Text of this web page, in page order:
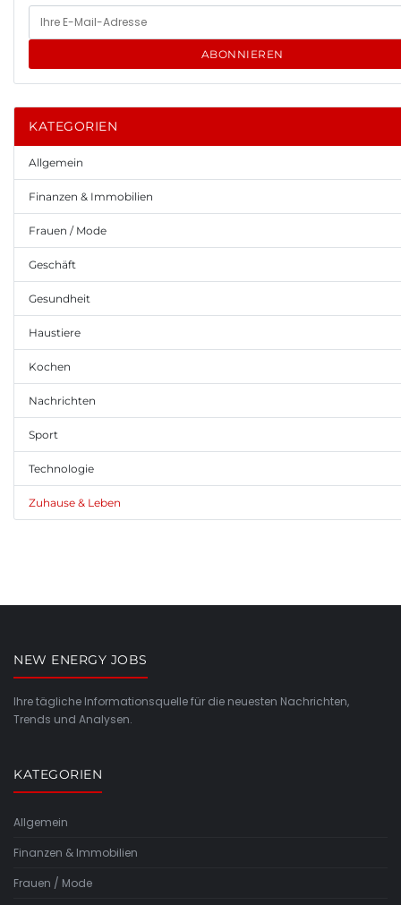
ABONNIEREN
KATEGORIEN
Allgemein
Finanzen & Immobilien
Frauen / Mode
Geschäft
Gesundheit
Haustiere
Kochen
Nachrichten
Sport
Technologie
Zuhause & Leben
NEW ENERGY JOBS
Ihre tägliche Informationsquelle für die neuesten Nachrichten,
Trends und Analysen.
KATEGORIEN
Allgemein
Finanzen & Immobilien
Frauen / Mode